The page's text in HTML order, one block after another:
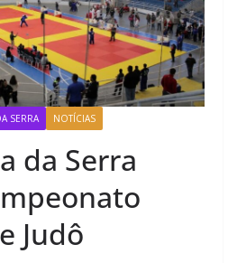
SERRA NOTÍCIAS
da Serra
Judô